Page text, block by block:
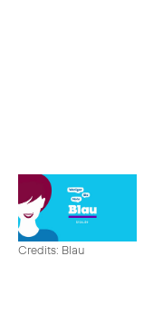
Credits: Blau